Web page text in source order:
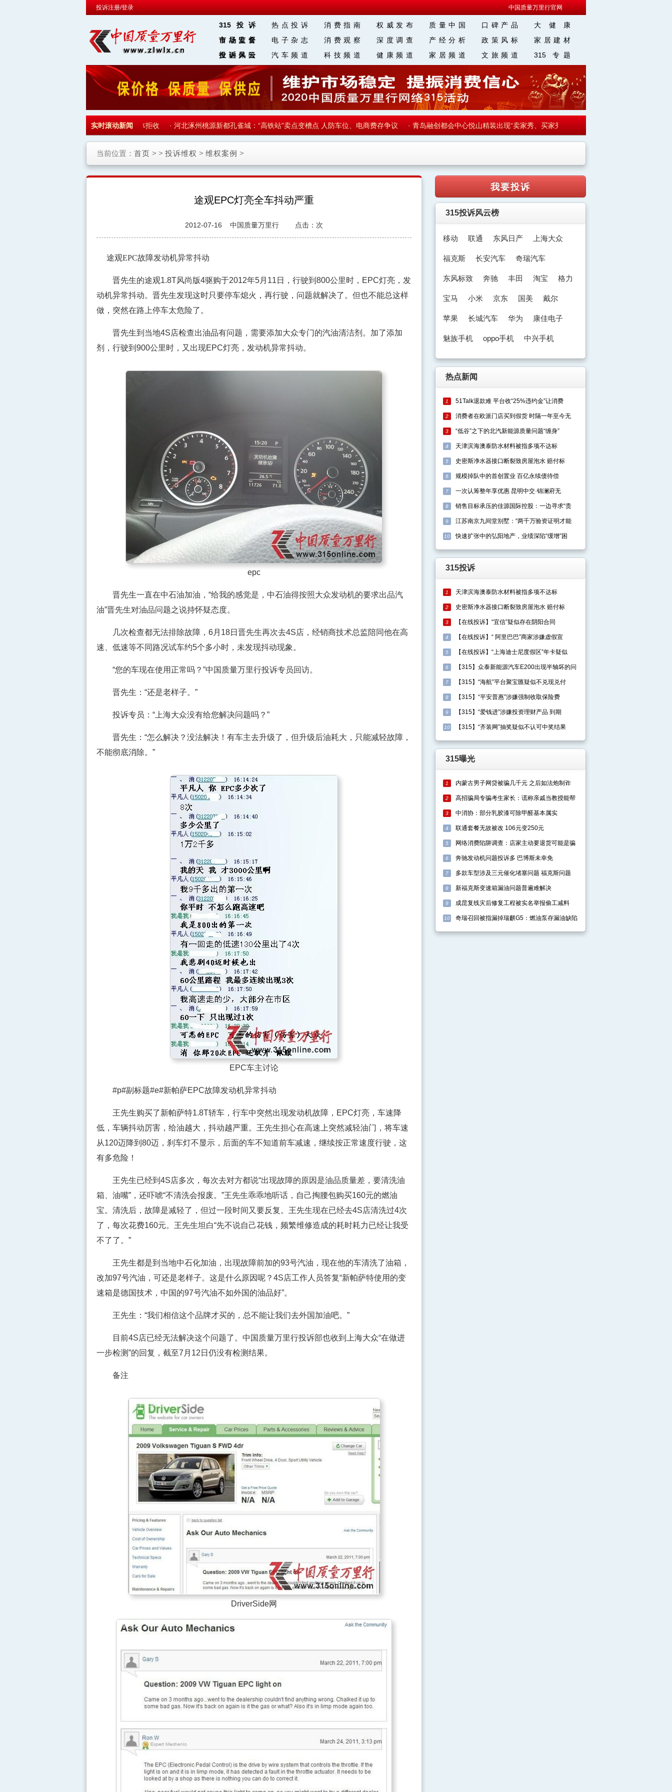
投诉注册/登录 中国质量万里行官网
315投诉 热点投诉 消费指南 权威发布 质量中国 口碑产品
大 健 康
食品安全
市场监督 电子杂志 消费观察 深度调查 产经分析 政策风标
家居建材
金融保险
投诉风云 汽车频道 科技频道 健康频道 家居频道 文旅频道
315 专题
区 块 链
实时滚动新闻
天津融创御园通知收房 700多名业主集体拒收 · 河北涿州桃源新都孔雀城：“高铁站”卖点变槽点 人防车位、电商费存争议 · 青岛融创都会中心悦山精装出现“卖家秀、买家秀”引投诉
当前位置： 首页 > > 投诉维权 > 维权案例 >
途观EPC灯亮全车抖动严重
2012-07-16 中国质量万里行 点击： 次
途观EPC故障发动机异常抖动
晋先生的途观1.8T风尚版4驱购于2012年5月11日，行驶到800公里时，EPC灯亮，发
动机异常抖动。晋先生发现这时只要停车熄火，再行驶，问题就解决了。但也不能总这样
做，突然在路上停车太危险了。
晋先生到当地4S店检查出油品有问题，需要添加大众专门的汽油清洁剂。加了添加
剂，行驶到900公里时，又出现EPC灯亮，发动机异常抖动。
epc
晋先生一直在中石油加油，“给我的感觉是，中石油得按照大众发动机的要求出品汽
油”晋先生对油品问题之说持怀疑态度。
几次检查都无法排除故障，6月18日晋先生再次去4S店，经销商技术总监陪同他在高
速、低速等不同路况试车约5个多小时，未发现抖动现象。
“您的车现在使用正常吗？”中国质量万里行投诉专员回访。
晋先生：“还是老样子。”
投诉专员：“上海大众没有给您解决问题吗？”
晋先生：“怎么解决？没法解决！有车主去升级了，但升级后油耗大，只能减轻故障，
不能彻底消除。”
EPC车主讨论
#p#副标题#e#新帕萨EPC故障发动机异常抖动
王先生购买了新帕萨特1.8T轿车，行车中突然出现发动机故障，EPC灯亮，车速降
低，车辆抖动厉害，给油越大，抖动越严重。王先生担心在高速上突然减轻油门，将车速
从120迈降到80迈，刹车灯不显示，后面的车不知道前车减速，继续按正常速度行驶，这
有多危险！
王先生已经到4S店多次，每次去对方都说“出现故障的原因是油品质量差，要清洗油
箱、油嘴”，还吓唬“不清洗会报废。”王先生乖乖地听话，自己掏腰包购买160元的燃油
宝。清洗后，故障是减轻了，但过一段时间又要反复。王先生现在已经去4S店清洗过4次
了，每次花费160元。王先生坦白“先不说自己花钱，频繁维修造成的耗时耗力已经让我受
不了了。”
王先生都是到当地中石化加油，出现故障前加的93号汽油，现在他的车清洗了油箱，
改加97号汽油，可还是老样子。这是什么原因呢？4S店工作人员答复“新帕萨特使用的变
速箱是德国技术，中国的97号汽油不如外国的油品好”。
王先生：“我们相信这个品牌才买的，总不能让我们去外国加油吧。”
目前4S店已经无法解决这个问题了。中国质量万里行投诉部也收到上海大众“在做进
一步检测”的回复，截至7月12日仍没有检测结果。
备注
DriverSide网
我要投诉
315投诉风云榜
移动 联通 东风日产 上海大众
福克斯 长安汽车 奇瑞汽车
东风标致 奔驰 丰田 淘宝 格力
宝马 小米 京东 国美 戴尔
苹果 长城汽车 华为 康佳电子
魅族手机 oppo手机 中兴手机
奥迪
热点新闻
1 51Talk退款难 平台收“25%违约金”让消费
2 消费者在欧派门店买到假货 时隔一年至今无
3 “低谷”之下的北汽新能源质量问题“缠身”
4 天津滨海澳泰防水材料被指多项不达标
5 史密斯净水器接口断裂致房屋泡水 赔付标
6 规模掉队中的首创置业 百亿永续债待偿
7 一次认筹整年享优惠 昆明中交·锦澜府无
8 销售目标承压的佳源国际控股：一边寻求“贵
9 江苏南京九间堂别墅：“两千万验资证明才能
10 快速扩张中的弘阳地产，业绩深陷“缓增”困
315投诉
1 天津滨海澳泰防水材料被指多项不达标
2 史密斯净水器接口断裂致房屋泡水 赔付标
3 【在线投诉】“宜信”疑似存在阴阳合同
4 【在线投诉】“ 阿里巴巴”商家涉嫌虚假宣
5 【在线投诉】“上海迪士尼度假区”年卡疑似
6 【315】众泰新能源汽车E200出现半轴坏的问
7 【315】“海航”平台聚宝匯疑似不兑现兑付
8 【315】“平安普惠”涉嫌强制收取保险费
9 【315】“爱钱进”涉嫌投资理财产品 到期
10 【315】“齐装网”抽奖疑似不认可中奖结果
315曝光
1 内蒙古男子网贷被骗几千元 之后如法炮制诈
2 高招骗局专骗考生家长：谎称亲戚当教授能帮
3 中消协：部分乳胶漆可除甲醛基本属实
4 联通套餐无故被改 106元变250元
5 网络消费陷阱调查：店家主动要退货可能是骗
6 奔驰发动机问题投诉多 巴博斯未幸免
7 多款车型涉及三元催化堵塞问题 福克斯问题
8 新福克斯变速箱漏油问题普遍难解决
9 成昆复线灾后修复工程被实名举报偷工减料
10 奇瑞召回被指漏掉瑞麒G5：燃油泵存漏油缺陷